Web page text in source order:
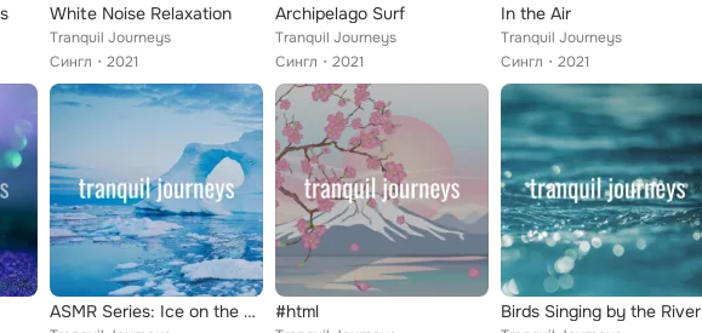
White Noise Relaxation
Tranquil Journeys
Сингл
2021
Archipelago Surf
Tranquil Journeys
Сингл
2021
In the Air
Tranquil Journeys
Сингл
2021
ASMR Series: Ice on the Ocean #html Birds Singing by the River